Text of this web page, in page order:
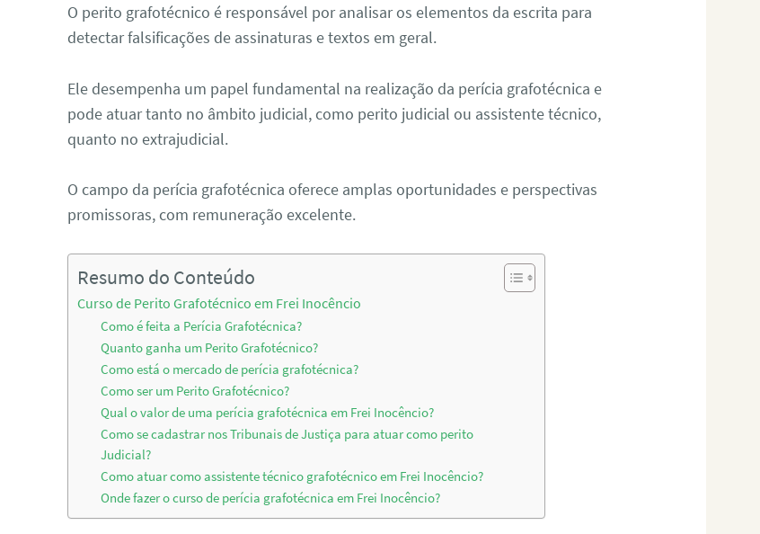
O perito grafotécnico é responsável por analisar os elementos da escrita para
detectar falsificações de assinaturas e textos em geral.
Ele desempenha um papel fundamental na realização da perícia grafotécnica e
pode atuar tanto no âmbito judicial, como perito judicial ou assistente técnico,
quanto no extrajudicial.
O campo da perícia grafotécnica oferece amplas oportunidades e perspectivas
promissoras, com remuneração excelente.
Resumo do Conteúdo
Curso de Perito Grafotécnico em Frei Inocêncio
Como é feita a Perícia Grafotécnica?
Quanto ganha um Perito Grafotécnico?
Como está o mercado de perícia grafotécnica?
Como ser um Perito Grafotécnico?
Qual o valor de uma perícia grafotécnica em Frei Inocêncio?
Como se cadastrar nos Tribunais de Justiça para atuar como perito
Judicial?
Como atuar como assistente técnico grafotécnico em Frei Inocêncio?
Onde fazer o curso de perícia grafotécnica em Frei Inocêncio?